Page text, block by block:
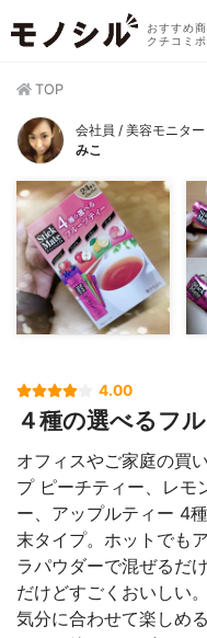
おすすめ
クチコミ
TOP
会社員 / 美容モニター
みこ
4.00
４種の選べるフ
オフィスやご家庭の買
プ ピーチティー、レモ
ー、アップルティー 4
末タイプ。ホットでも
ラパウダーで混ぜるだ
だけどすごくおいしい
気分に合わせて楽しめ